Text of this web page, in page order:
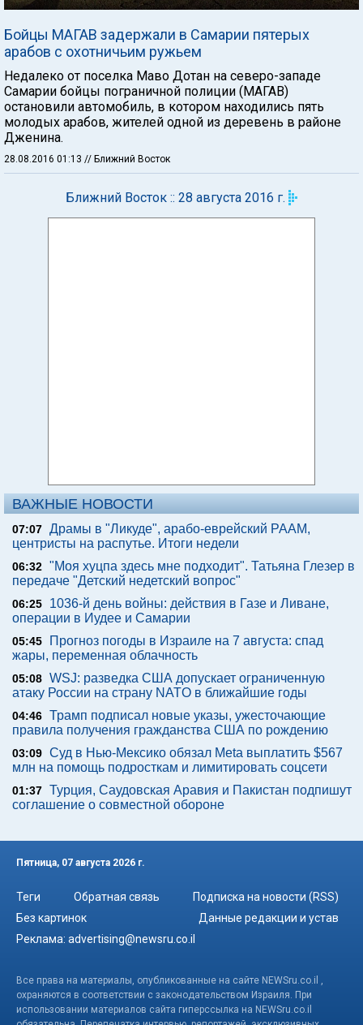
Бойцы МАГАВ задержали в Самарии пятерых
арабов с охотничьим ружьем
Недалеко от поселка Маво Дотан на северо-западе
Самарии бойцы пограничной полиции (МАГАВ)
остановили автомобиль, в котором находились пять
молодых арабов, жителей одной из деревень в районе
Дженина.
28.08.2016 01:13 // Ближний Восток
Ближний Восток :: 28 августа 2016 г.
ВАЖНЫЕ НОВОСТИ
07:07 Драмы в "Ликуде", арабо-еврейский РААМ,
центристы на распутье. Итоги недели
06:32 "Моя хуцпа здесь мне подходит". Татьяна Глезер в
передаче "Детский недетский вопрос"
06:25
1036-й день войны: действия в Газе и Ливане,
операции в Иудее и Самарии
05:45
Прогноз погоды в Израиле на 7 августа: спад
жары, переменная облачность
05:08 WSJ: разведка США допускает ограниченную
атаку России на страну NATO в ближайшие годы
04:46 Трамп подписал новые указы, ужесточающие
правила получения гражданства США по рождению
03:09 Суд в Нью-Мексико обязал Meta выплатить $567
млн на помощь подросткам и лимитировать соцсети
01:37 Турция, Саудовская Аравия и Пакистан подпишут
соглашение о совместной обороне
Пятница, 07 августа 2026 г.
Теги Обратная связь
Подписка на новости (RSS)
Без картинок
Данные редакции и устав
Реклама: advertising@newsru.co.il
Все права на материалы, опубликованные на сайте NEWSru.co.il ,
охраняются в соответствии с законодательством Израиля. При
использовании материалов сайта гиперссылка на NEWSru.co.il